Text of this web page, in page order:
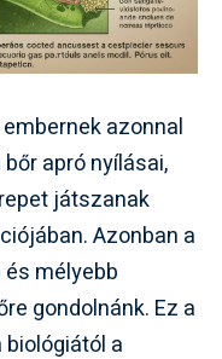
azonnal
apró nyílásai,
játszanak
Azonban a
mélyebb
gondolnánk. Ez a
a